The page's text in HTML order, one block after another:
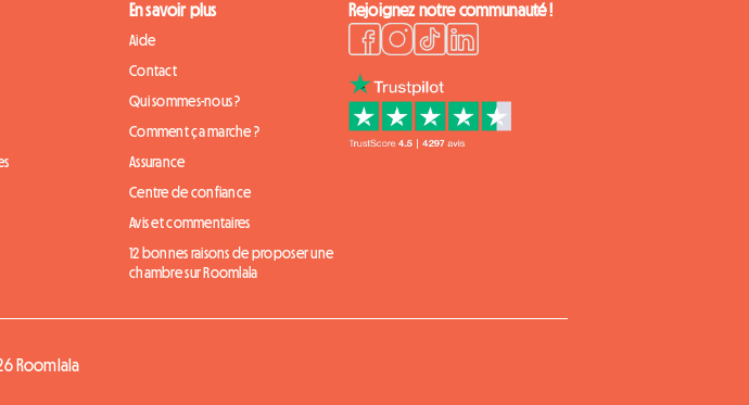
En savoir plus
Aide
Contact
Qui sommes-nous ?
Comment ça marche ?
Assurance
Centre de confiance
Avis et commentaires
12 bonnes raisons de proposer une
chambre sur Roomlala
Rejoignez notre communauté !
Roomlala